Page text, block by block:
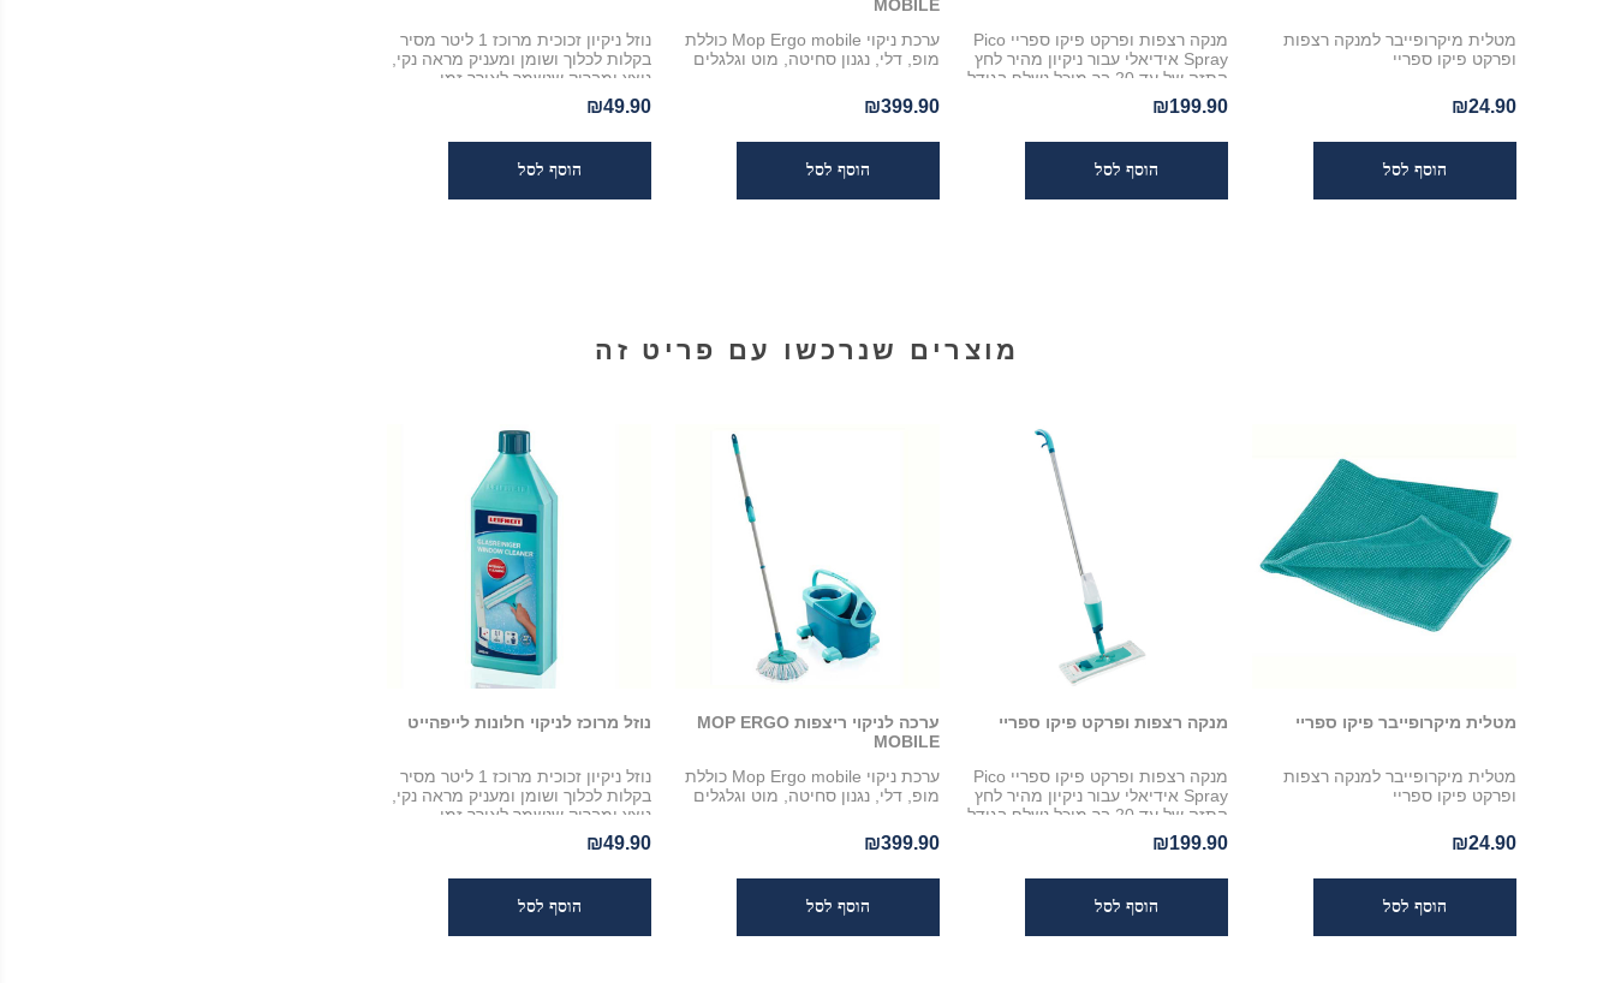
מטלית מיקרופייבר למנקה רצפות
ופרקט פיקו ספריי
₪24.90
מנקה רצפות ופרקט פיקו ספריי Pico
Spray אידיאלי עבור ניקיון מהיר לחץ
התזה של עד 20 בר מיכל נשלף בגודל
₪199.90
MOBILE
ערכת ניקוי Mop Ergo mobile כוללת
מופ, דלי, נגנון סחיטה, מוט וגלגלים
₪399.90
נוזל ניקיון זכוכית מרוכז 1 ליטר מסיר
בקלות לכלוך ושומן ומעניק מראה נקי,
נוצץ ומבריק שנשמר לאורך זמן
₪49.90
מוצרים שנרכשו עם פריט זה
מטלית מיקרופייבר פיקו ספריי
מטלית מיקרופייבר למנקה רצפות
ופרקט פיקו ספריי
₪24.90
מנקה רצפות ופרקט פיקו ספריי
מנקה רצפות ופרקט פיקו ספריי Pico
Spray אידיאלי עבור ניקיון מהיר לחץ
התזה של עד 20 בר מיכל נשלף בגודל
₪199.90
ערכה לניקוי ריצפות MOP ERGO
MOBILE
ערכת ניקוי Mop Ergo mobile כוללת
מופ, דלי, נגנון סחיטה, מוט וגלגלים
₪399.90
נוזל מרוכז לניקוי חלונות לייפהייט
נוזל ניקיון זכוכית מרוכז 1 ליטר מסיר
בקלות לכלוך ושומן ומעניק מראה נקי,
נוצץ ומבריק שנשמר לאורך זמן
₪49.90